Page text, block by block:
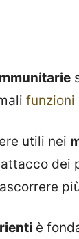
funzioni
utili nei
dei
è